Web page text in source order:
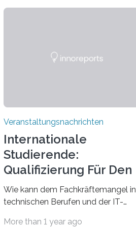
Veranstaltungsnachrichten
Internationale
Studierende:
Qualifizierung Für Den
Arbeitsmarkt
Wie kann dem Fachkräftemangel in
technischen Berufen und der IT-
More than 1 year ago